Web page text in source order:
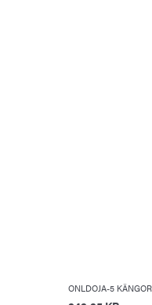
ONLDOJA-5 KÄNGOR